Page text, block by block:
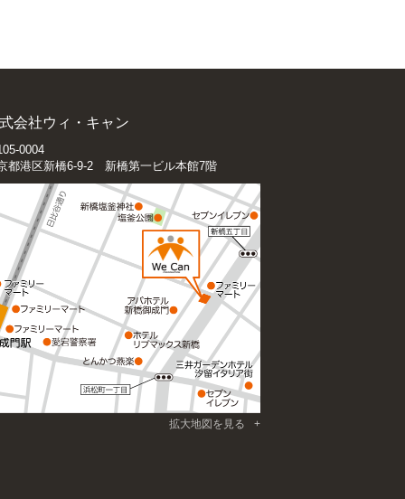
会社ウィ・キャン
0004
都港区新橋6-9-2 新橋第一ビル本館7階
拡大地図を見る